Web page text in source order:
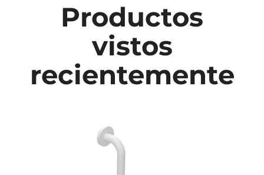
Productos
vistos
recientemente